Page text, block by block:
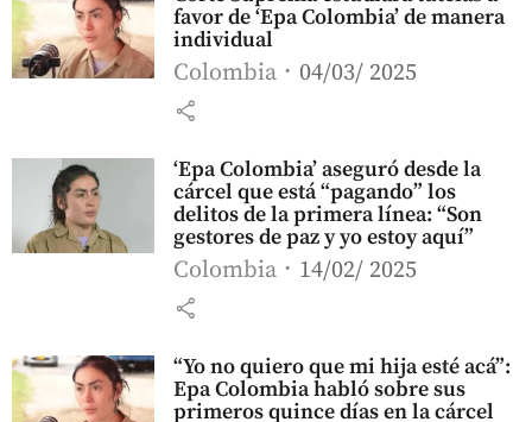
favor de ‘Epa Colombia’ de manera
individual
Colombia 04/03/ 2025
share
‘Epa Colombia’ aseguró desde la
cárcel que está “pagando” los
delitos de la primera línea: “Son
gestores de paz y yo estoy aquí”
Colombia 14/02/ 2025
share
“Yo no quiero que mi hija esté acá”:
Epa Colombia habló sobre sus
primeros quince días en la cárcel